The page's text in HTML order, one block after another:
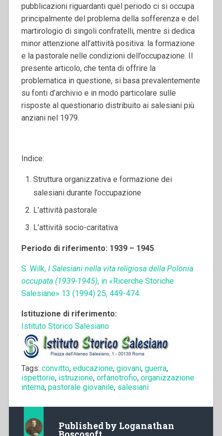
pubblicazioni riguardanti quel periodo ci si occupa
principalmente del problema della sofferenza e del
martirologio di singoli confratelli, mentre si dedica
minor attenzione all’attività positiva: la formazione
e la pastorale nelle condizioni dell’occupazione. Il
presente articolo, che tenta di offrire la
problematica in questione, si basa prevalentemente
su fonti d’archivio e in modo particolare sulle
risposte al questionario distribuito ai salesiani più
anziani nel 1979.
Indice:
Struttura organizzativa e formazione dei
salesiani durante l’occupazione
L’attività pastorale
L’attività socio-caritativa
Periodo di riferimento: 1939 – 1945
S. Wilk, I Salesiani nella vita religiosa della Polonia
occupata (1939-1945), in «Ricerche Storiche
Salesiane» 13 (1994) 25, 449-474.
Istituzione di riferimento:
Istituto Storico Salesiano
Tags: convitto, educazione, giovani, guerra,
ispettorie, istruzione, orfanotrofio, organizzazione
interna, pastorale giovanile, salesiani
Published by Loganathan